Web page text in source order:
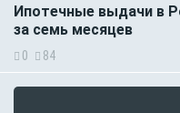
Ипотечные выдачи в
за семь месяцев
0 84